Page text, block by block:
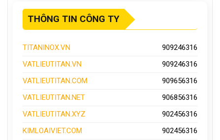
THÔNG TIN CÔNG TY
TITANINOX.VN
909246316
VATLIEUTITAN.VN
909246316
VATLIEUTITAN.COM
909656316
VATLIEUTITAN.NET
906856316
VATLIEUTITAN.XYZ
902456316
KIMLOAIVIET.COM
902456316